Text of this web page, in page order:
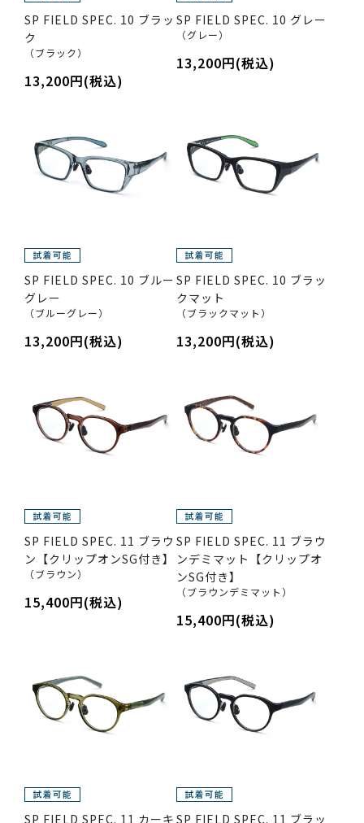
SP FIELD SPEC. 10 ブラッ
ク
（ブラック）
13,200円(税込)
SP FIELD SPEC. 10 グレー
（グレー）
13,200円(税込)
SP FIELD SPEC. 10 ブルー
グレー
（ブルーグレー）
13,200円(税込)
SP FIELD SPEC. 10 ブラッ
クマット
（ブラックマット）
13,200円(税込)
SP FIELD SPEC. 11 ブラウ
ン【クリップオンSG付き】
（ブラウン）
15,400円(税込)
SP FIELD SPEC. 11 ブラウ
ンデミマット【クリップオ
ンSG付き】
（ブラウンデミマット）
15,400円(税込)
SP FIELD SPEC. 11 カーキ SP FIELD SPEC. 11 ブラッ